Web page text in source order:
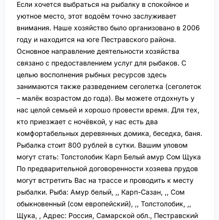
Если хочется выбраться на рыбалку в спокойное и
уютное место, этот водоём точно заслуживает
внимания. Наше хозяйство было организовано в 2006
году и находится на юге Пестравского района.
Основное направление деятельности хозяйства
связано с предоставлением услуг для рыбаков. С
целью восполнения рыбных ресурсов здесь
занимаются также разведением сеголетка (сеголеток
– малёк возрастом до года). Вы можете отдохнуть у
нас целой семьей и хорошо провести время. Для тех,
кто приезжает с ночёвкой, у нас есть два
комфортабельных деревянных домика, беседка, баня.
Рыбалка стоит 800 рублей в сутки. Вашим уловом
могут стать: Толстолобик Карп Белый амур Сом Щука
По предварительной договоренности хозяева прудов
могут встретить Вас на трассе и проводить к месту
рыбалки. Рыба: Амур белый, ,, Карп-Сазан, ,, Сом
обыкновенный (сом европейский), ,, Толстолобик, ,,
Щука, , Адрес: Россия, Самарской обл., Пестравский